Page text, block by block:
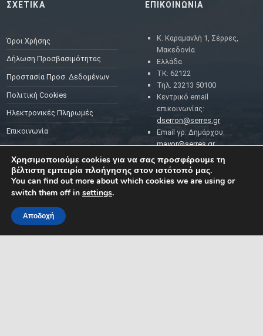
ΣΧΕΤΙΚΑ
Όροι Χρήσης
Δήλωση Προσβασιμότητας
Προστασία Προσ. Δεδομένων
Πολιτική Cookies
Ηλεκτρονικές Πληρωμές
Επικοινωνία
ΕΠΙΚΟΙΝΩΝΙΑ
Κ. Καραμανλή 1, Σέρρες,
Μακεδονία
Ελλάδα
ΤΚ: 62122
Τηλ. 23213 50100
Κεντρικό email
επικοινωνίας:
dserron@serres.gr
Email γρ. Δημάρχου:
mayor@serres.gr
Email DPO (Υπευθύνου
Προστασίας Δεδομένων):
dpo@serres.gr
ΡΟΗ ΕΙΔΗΣΕΩΝ
ΔΗΜΟΤΗ ΚΑΙ ΤΗΣ
Χρησιμοποιούμε cookies για να σας προσφέρουμε τη
βέλτιστη εμπειρία πλοήγησης στον ιστότοπό μας.
You can find out more about which cookies we are using or
switch them off in settings.
Αποδοχή